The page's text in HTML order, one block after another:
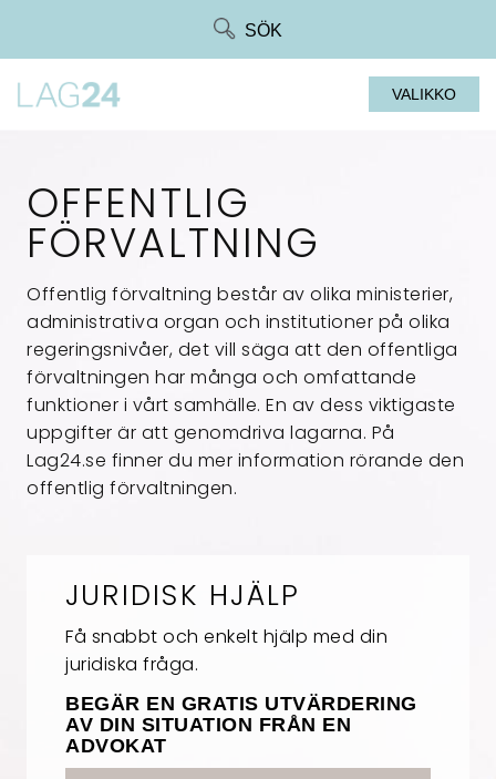
SÖK
VALIKKO
OFFENTLIG
FÖRVALTNING
Offentlig förvaltning består av olika ministerier,
administrativa organ och institutioner på olika
regeringsnivåer, det vill säga att den offentliga
förvaltningen har många och omfattande
funktioner i vårt samhälle. En av dess viktigaste
uppgifter är att genomdriva lagarna. På
Lag24.se finner du mer information rörande den
offentlig förvaltningen.
JURIDISK HJÄLP
Få snabbt och enkelt hjälp med din
juridiska fråga.
BEGÄR EN GRATIS UTVÄRDERING
AV DIN SITUATION FRÅN EN
ADVOKAT